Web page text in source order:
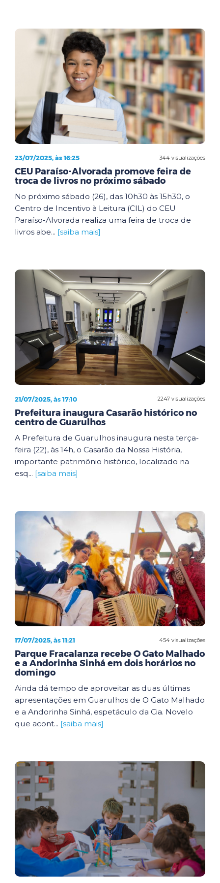
344 visualizações
23/07/2025, às 16:25
CEU Paraíso-Alvorada promove feira de
troca de livros no próximo sábado
No próximo sábado (26), das 10h30 às 15h30, o
Centro de Incentivo à Leitura (CIL) do CEU
Paraíso-Alvorada realiza uma feira de troca de
livros abe... [saiba mais]
2247 visualizações
21/07/2025, às 17:10
Prefeitura inaugura Casarão histórico no
centro de Guarulhos
A Prefeitura de Guarulhos inaugura nesta terça-
feira (22), às 14h, o Casarão da Nossa História,
importante patrimônio histórico, localizado na
esq... [saiba mais]
454 visualizações
17/07/2025, às 11:21
Parque Fracalanza recebe O Gato Malhado
e a Andorinha Sinhá em dois horários no
domingo
Ainda dá tempo de aproveitar as duas últimas
apresentações em Guarulhos de O Gato Malhado
e a Andorinha Sinhá, espetáculo da Cia. Novelo
que acont... [saiba mais]